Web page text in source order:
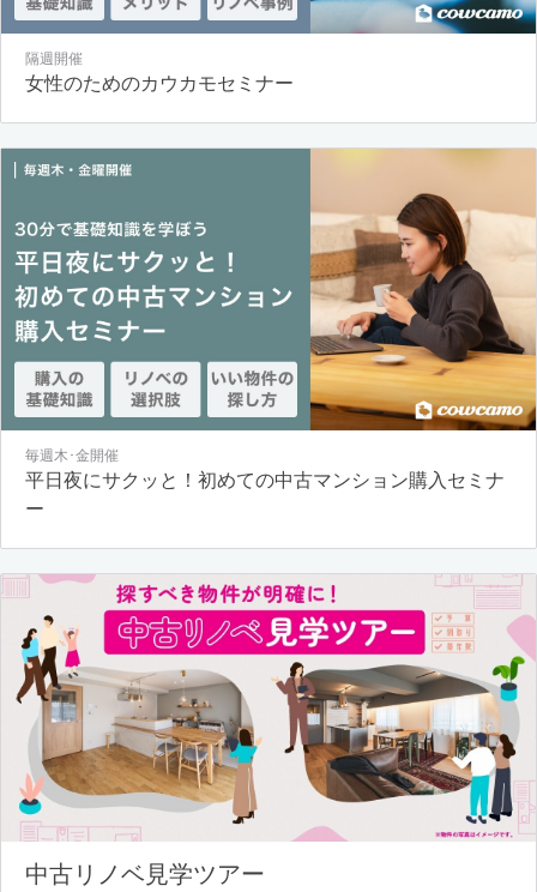
隔週開催
女性のためのカウカモセミナー
毎週木･金開催
平日夜にサクッと！初めての中古マンション購入セミナ
ー
中古リノベ見学ツアー